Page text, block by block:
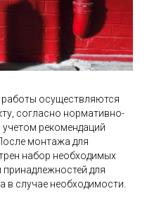
осуществляются
согласно нормативно-
рекомендаций
монтажа для
набор необходимых
для
в случае необходимости.